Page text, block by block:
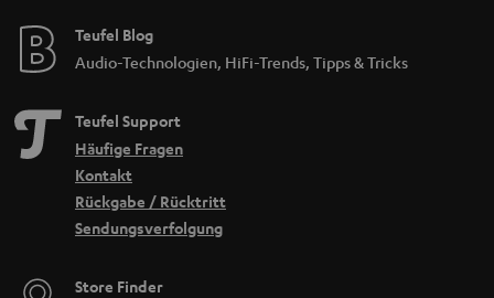
Teufel Blog
Audio-Technologien, HiFi-Trends, Tipps & Tricks
Teufel Support
Häufige Fragen
Kontakt
Rückgabe / Rücktritt
Sendungsverfolgung
Store Finder